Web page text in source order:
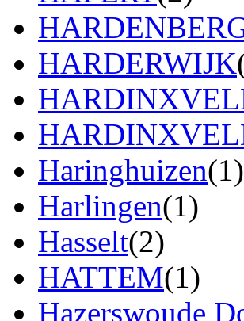
HARDERWIJK
Haringhuizen(1)
Harlingen(1)
Hasselt(2)
HATTEM(1)
Hazerswoude